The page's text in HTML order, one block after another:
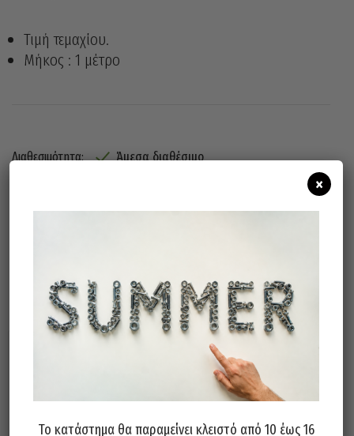
Τιμή τεμαχίου.
Μήκος : 1 μέτρο
Διαθεσιμότητα: Άμεσα διαθέσιμο
Σχετικά προϊόντα
Το κατάστημα θα παραμείνει κλειστό από 10 έως 16
×